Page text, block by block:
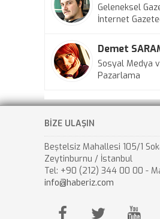
Geleneksel
İnternet
Demet
Sosyal Medya
Pazarlama
BİZE ULAŞIN
Beştelsiz Mahallesi 105/1
Zeytinburnu / İstanbul
Tel: +90 (212) 344 00 00 -
info@haberiz.com